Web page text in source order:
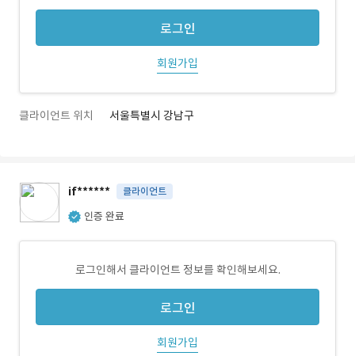
로그인
회원가입
클라이언트 위치 서울특별시 강남구
if****** 클라이언트
인증 완료
로그인해서 클라이언트 정보를 확인해보세요.
로그인
회원가입